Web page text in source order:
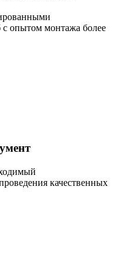
опытом монтажа более
качественных